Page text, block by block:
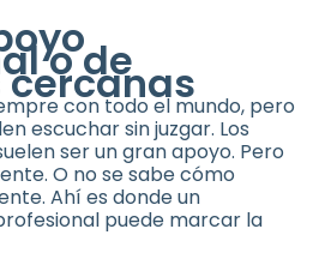
o de
cercanas
con todo el mundo, pero
escuchar sin juzgar. Los
ser un gran apoyo. Pero
O no se sabe cómo
Ahí es donde un
puede marcar la